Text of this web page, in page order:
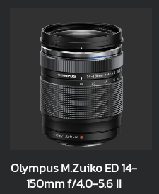
Olympus M.Zuiko ED 14-
150mm f/4.0-5.6 II